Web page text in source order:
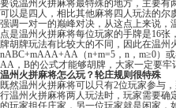
要说温州火拼麻将最特殊的地方，主要
可以是四人，相比其他麻将四人玩法的尔
强调一对一的巅峰对决，从这点上来说，
点是温州火拼麻将每位玩家的手牌是16
牌胡牌玩法有比较大的不同，因此在温州
nABC+mAAA+AA（n+m=5，n，m≥0）
AA，B的公式才能够胡牌，大家一定要牢
温州火拼麻将怎么玩？轮庄规则很特殊
既然温州火拼麻将可以只有2位玩家参与
行温州火拼麻将两人玩法时，玩家需要
的玩家担任庄家，另一位玩家就是闲家，